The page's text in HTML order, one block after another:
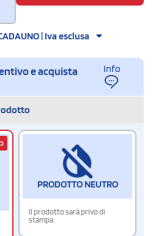
| Iva esclusa
e acquista
Info
PRODOTTO NEUTRO
Il prodotto sarà privo di
stampa.